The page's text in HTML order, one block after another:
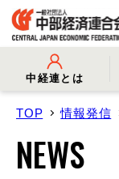
中経連とは
- 中経連とは
- 役員名簿
- 会員一覧
- 情報発信
- 会長コメント
- イベント・セミナー
TOP 情報発信
NEWS